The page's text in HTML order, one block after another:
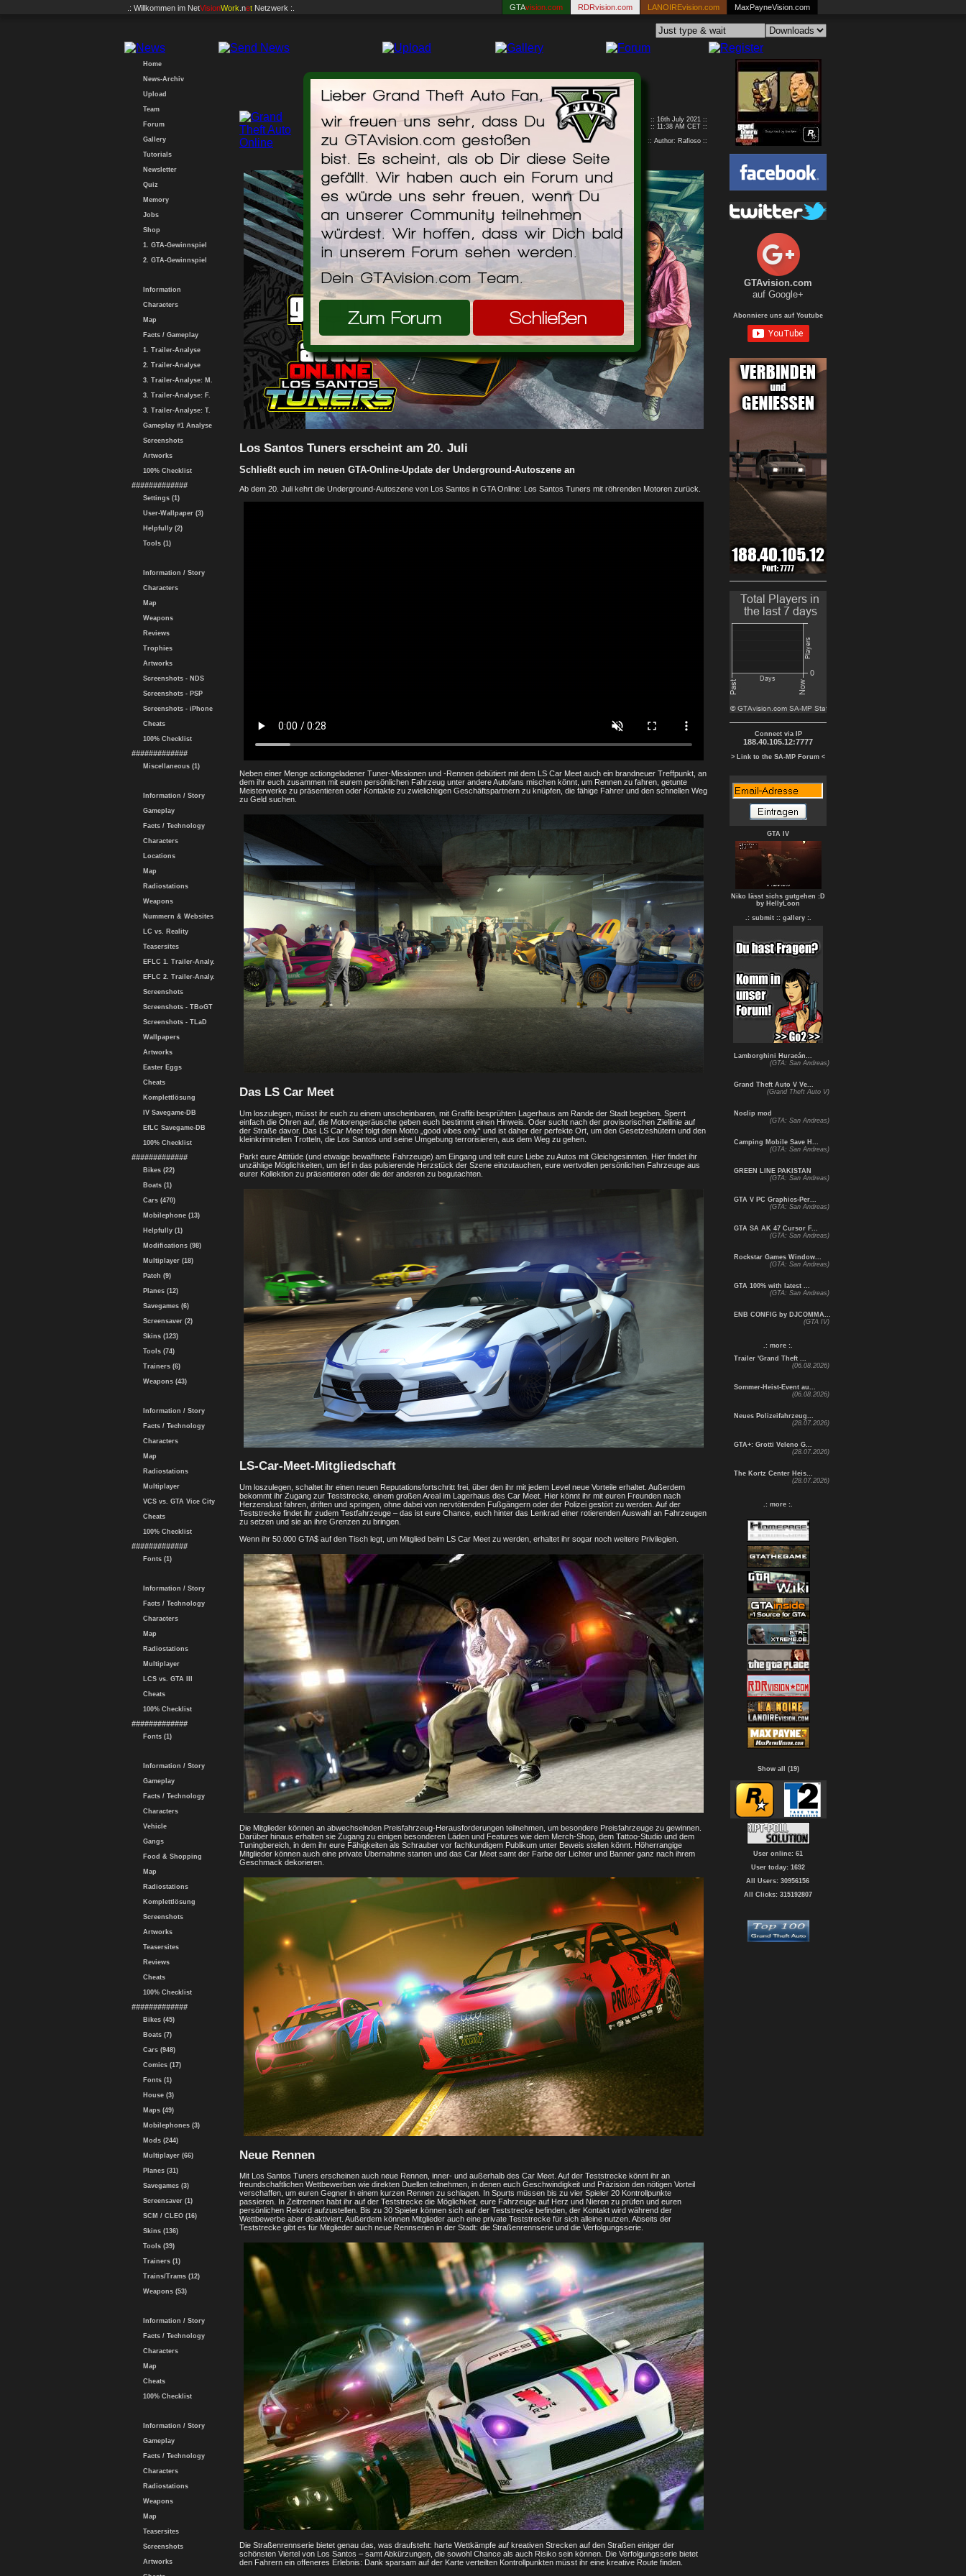
.: Willkommen im NetVisionWork .net Netzwerk :. GTAvision.com RDRvision.com LANOIREvision.com MaxPayneVision.com
Lieber Grand Theft Auto Fan,
wir freuen uns sehr, dass Du
zu GTAvision.com gestoßen
bist. Es scheint, als ob Dir diese Seite
gefällt. Wir haben auch ein Forum und
es würde uns sehr freuen, wenn Du
an unserer Community teilnehmen
würdest. Wir hoffen, dass wir Dich bald
in unserem Forum sehen werden.
Dein GTAvision.com Team.
Zum Forum Schließen
Home
News-Archiv
Upload
Team
Forum
Gallery
Tutorials
Newsletter
Quiz
Memory
Jobs
Shop
1. GTA-Gewinnspiel
2. GTA-Gewinnspiel
Information
Characters
Map
Facts / Gameplay
1. Trailer-Analyse
2. Trailer-Analyse
3. Trailer-Analyse: M.
3. Trailer-Analyse: F.
3. Trailer-Analyse: T.
Gameplay #1 Analyse
Screenshots
Artworks
100% Checklist
#############
Settings (1)
User-Wallpaper (3)
Helpfully (2)
Tools (1)
Information / Story
Characters
Map
Weapons
Reviews
Trophies
Artworks
Screenshots - NDS
Screenshots - PSP
Screenshots - iPhone
Cheats
100% Checklist
#############
Miscellaneous (1)
Information / Story
Gameplay
Facts / Technology
Characters
Locations
Map
Radiostations
Weapons
Nummern & Websites
LC vs. Reality
Teasersites
EFLC 1. Trailer-Analy.
EFLC 2. Trailer-Analy.
Screenshots
Screenshots - TBoGT
Screenshots - TLaD
Wallpapers
Artworks
Easter Eggs
Cheats
Komplettlösung
IV Savegame-DB
EfLC Savegame-DB
100% Checklist
#############
Bikes (22)
Boats (1)
Cars (470)
Mobilephone (13)
Helpfully (1)
Modifications (98)
Multiplayer (18)
Patch (9)
Planes (12)
Savegames (6)
Screensaver (2)
Skins (123)
Tools (74)
Trainers (6)
Weapons (43)
Information / Story
Facts / Technology
Characters
Map
Radiostations
Multiplayer
VCS vs. GTA Vice City
Cheats
100% Checklist
#############
Fonts (1)
Information / Story
Facts / Technology
Characters
Map
Radiostations
Multiplayer
LCS vs. GTA III
Cheats
100% Checklist
#############
Fonts (1)
Information / Story
Gameplay
Facts / Technology
Characters
Vehicle
Gangs
Food & Shopping
Map
Radiostations
Komplettlösung
Screenshots
Artworks
Teasersites
Reviews
Cheats
100% Checklist
#############
Bikes (45)
Boats (7)
Cars (948)
Comics (17)
Fonts (1)
House (3)
Maps (49)
Mobilephones (3)
Mods (244)
Multiplayer (66)
Planes (31)
Savegames (3)
Screensaver (1)
SCM / CLEO (16)
Skins (136)
Tools (39)
Trainers (1)
Trains/Trams (12)
Weapons (53)
Information / Story
Facts / Technology
Characters
Map
Cheats
100% Checklist
Information / Story
Gameplay
Facts / Technology
Characters
Radiostations
Weapons
Map
Teasersites
Screenshots
Artworks
GTA Online: Los Santos Tuners - Trailer und
Infos sind da!
:: 16th July 2021 ::
:: 11:38 AM CET ::
:: Author: Rafioso ::
Los Santos Tuners erscheint am 20. Juli
Schließt euch im neuen GTA-Online-Update der Underground-Autoszene an
Ab dem 20. Juli kehrt die Underground-Autoszene von Los Santos in GTA Online: Los Santos Tuners mit röhrenden Motoren zurück.
Neben einer Menge actiongeladener Tuner-Missionen und -Rennen debütiert mit dem LS Car Meet auch ein brandneuer Treffpunkt, an
dem ihr euch zusammen mit eurem persönlichen Fahrzeug unter andere Autofans mischen könnt, um Rennen zu fahren, getunte
Meisterwerke zu präsentieren oder Kontakte zu zwielichtigen Geschäftspartnern zu knüpfen, die fähige Fahrer und den schnellen Weg
zu Geld suchen.
Das LS Car Meet
Um loszulegen, müsst ihr euch zu einem unscheinbaren, mit Graffiti besprühten Lagerhaus am Rande der Stadt begeben. Sperrt
einfach die Ohren auf, die Motorengeräusche geben euch bestimmt einen Hinweis. Oder sucht nach der provisorischen Ziellinie auf
der Straße davor. Das LS Car Meet folgt dem Motto „good vibes only“ und ist daher der perfekte Ort, um den Gesetzeshütern und den
kleinkriminellen Trotteln, die Los Santos und seine Umgebung terrorisieren, aus dem Weg zu gehen.
Parkt eure Attitüde (und etwaige bewaffnete Fahrzeuge) am Eingang und teilt eure Liebe zu Autos mit Gleichgesinnten. Hier findet ihr
unzählige Möglichkeiten, um tief in das pulsierende Herzstück der Szene einzutauchen, eure wertvollen persönlichen Fahrzeuge aus
eurer Kollektion zu präsentieren oder die der anderen zu begutachten.
LS-Car-Meet-Mitgliedschaft
Um loszulegen, schaltet ihr einen neuen Reputationsfortschritt frei, über den ihr mit jedem Level neue Vorteile erhaltet. Außerdem
bekommt ihr Zugang zur Teststrecke, einem großen Areal im Lagerhaus des Car Meet. Hier könnt ihr mit euren Freunden nach
Herzenslust fahren, driften und springen, ohne dabei von nervtötenden Fußgängern oder der Polizei gestört zu werden. Auf der
Teststrecke findet ihr zudem Testfahrzeuge – das ist eure Chance, euch hinter das Lenkrad einer rotierenden Auswahl an Fahrzeugen
zu setzen und sie an ihre Grenzen zu bringen.
Wenn ihr 50.000 GTA$ auf den Tisch legt, um Mitglied beim LS Car Meet zu werden, erhaltet ihr sogar noch weitere Privilegien.
Die Mitglieder können an abwechselnden Preisfahrzeug-Herausforderungen teilnehmen, um besondere Preisfahrzeuge zu gewinnen.
Darüber hinaus erhalten sie Zugang zu einigen besonderen Läden und Features wie dem Merch-Shop, dem Tattoo-Studio und dem
Tuningbereich, in dem ihr eure Fähigkeiten als Schrauber vor fachkundigem Publikum unter Beweis stellen könnt. Höherrangige
Mitglieder können auch eine private Übernahme starten und das Car Meet samt der Farbe der Lichter und Banner ganz nach ihrem
Geschmack dekorieren.
Neue Rennen
Mit Los Santos Tuners erscheinen auch neue Rennen, inner- und außerhalb des Car Meet. Auf der Teststrecke könnt ihr an
freundschaftlichen Wettbewerben wie direkten Duellen teilnehmen, in denen euch Geschwindigkeit und Präzision den nötigen Vorteil
verschaffen, um euren Gegner in einem kurzen Rennen zu schlagen. In Spurts müssen bis zu vier Spieler 20 Kontrollpunkte
passieren. In Zeitrennen habt ihr auf der Teststrecke die Möglichkeit, eure Fahrzeuge auf Herz und Nieren zu prüfen und euren
persönlichen Rekord aufzustellen. Bis zu 30 Spieler können sich auf der Teststrecke befinden, der Kontakt wird während der
Wettbewerbe aber deaktiviert. Außerdem können Mitglieder auch eine private Teststrecke für sich alleine nutzen. Abseits der
Teststrecke gibt es für Mitglieder auch neue Rennserien in der Stadt: die Straßenrennserie und die Verfolgungsserie.
Die Straßenrennserie bietet genau das, was draufsteht: harte Wettkämpfe auf kreativen Strecken auf den Straßen einiger der
schönsten Viertel von Los Santos – samt Abkürzungen, die sowohl Chance als auch Risiko sein können. Die Verfolgungsserie bietet
den Fahrern ein offeneres Erlebnis: Dank sparsam auf der Karte verteilten Kontrollpunkten müsst ihr eine kreative Route finden.
GTAvision.com
auf Google+
Abonniere uns auf Youtube
Connect via IP
188.40.105.12:7777
> Link to the SA-MP Forum <
GTA IV
Niko lässt sichs gutgehen :D
by HellyLoon
.: submit : : gallery :.
Lamborghini Huracán...
(GTA: San Andreas)
Grand Theft Auto V Ve...
(Grand Theft Auto V)
Noclip mod
(GTA: San Andreas)
Camping Mobile Save H...
(GTA: San Andreas)
GREEN LINE PAKISTAN
(GTA: San Andreas)
GTA V PC Graphics-Per...
(GTA: San Andreas)
GTA SA AK 47 Cursor F...
(GTA: San Andreas)
Rockstar Games Window...
(GTA: San Andreas)
GTA 100% with latest ...
(GTA: San Andreas)
ENB CONFIG by DJCOMMA...
(GTA IV)
.: more :.
Trailer 'Grand Theft ...
(06.08.2026)
Sommer-Heist-Event au...
(06.08.2026)
Neues Polizeifahrzeug...
(28.07.2026)
GTA+: Grotti Veleno G...
(28.07.2026)
The Kortz Center Heis...
(28.07.2026)
.: more :.
Show all (19)
User online: 61
User today: 1692
All Users: 30956156
All Clicks: 315192807